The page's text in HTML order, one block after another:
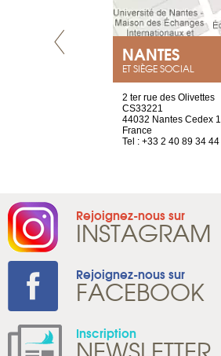
NANTES
ET SIÈGE SOCIAL
2 ter rue des Olivettes
CS33221
44032 Nantes Cedex 1
France
Tel : +33 2 40 89 34 44
Rejoignez-nous sur
INSTAGRAM
Rejoignez-nous sur
FACEBOOK
Inscription